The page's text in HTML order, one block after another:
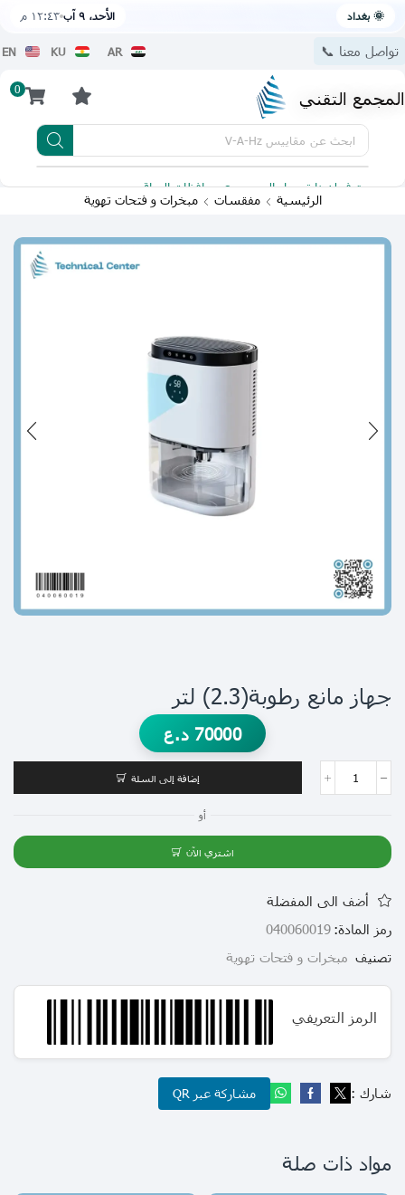
🌞 بغداد الأحد، ٩ آب ١٢:٤٣ م
تواصل معنا 📞 AR
KU
EN
المجمع التقني 0
ابحث عن مقاييس V-A-Hz
يتوفر لدينا توصيل الى جميع محافظات العراق
الرئيسية مفقسات مبخرات و فتحات تهوية
جهاز مانع رطوبة(2.3) لتر
70000 د.ع
إضافة إلى السلة
أو
اشتري الآن
أضف الى المفضلة
رمز المادة: 040060019
تصنيف مبخرات و فتحات تهوية
الرمز التعريفي
شارك : مشاركة عبر QR
مواد ذات صلة